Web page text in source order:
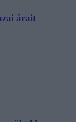
árait